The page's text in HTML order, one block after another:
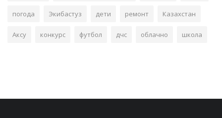
погода Экибастуз дети ремонт Казахстан
Аксу конкурс футбол дчс облачно школа